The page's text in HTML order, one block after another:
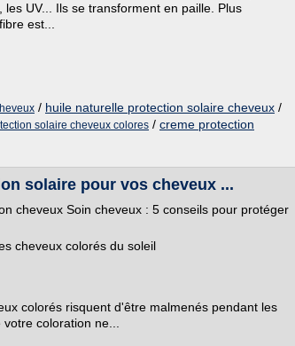
UV... Ils se transforment en paille. Plus
est...
/ huile naturelle protection solaire cheveux /
solaire cheveux colores / creme protection
solaire pour vos cheveux ...
cheveux Soin cheveux : 5 conseils pour protéger
cheveux colorés du soleil
colorés risquent d'être malmenés pendant les
coloration ne...